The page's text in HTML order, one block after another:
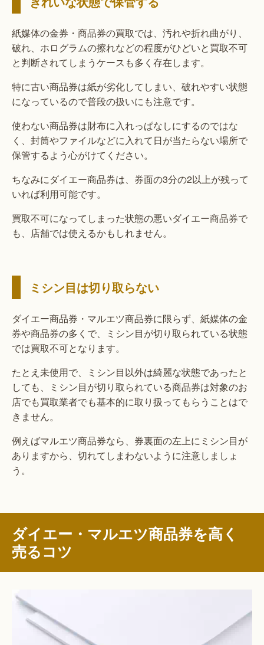
紙媒体の金券・商品券の買取では、汚れや折れ曲がり、
破れ、ホログラムの擦れなどの程度がひどいと買取不可
と判断されてしまうケースも多く存在します。
特に古い商品券は紙が劣化してしまい、破れやすい状態
になっているので普段の扱いにも注意です。
使わない商品券は財布に入れっぱなしにするのではな
く、封筒やファイルなどに入れて日が当たらない場所で
保管するよう心がけてください。
ちなみにダイエー商品券は、券面の3分の2以上が残って
いれば利用可能です。
買取不可になってしまった状態の悪いダイエー商品券で
も、店舗では使えるかもしれません。
ミシン目は切り取らない
ダイエー商品券・マルエツ商品券に限らず、紙媒体の金
券や商品券の多くで、ミシン目が切り取られている状態
では買取不可となります。
たとえ未使用で、ミシン目以外は綺麗な状態であったと
しても、ミシン目が切り取られている商品券は対象のお
店でも買取業者でも基本的に取り扱ってもらうことはで
きません。
例えばマルエツ商品券なら、券裏面の左上にミシン目が
ありますから、切れてしまわないように注意しましょ
う。
ダイエー・マルエツ商品券を高く
売るコツ